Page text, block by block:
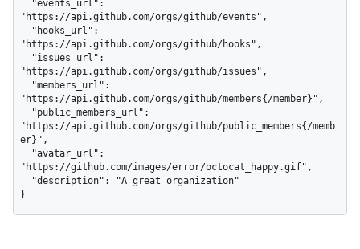
"https://api.github.com/orgs/github/events",
"https://api.github.com/orgs/github/hooks",
"https://api.github.com/orgs/github/issues",
"https://api.github.com/orgs/github/members{/member}",
"https://api.github.com/orgs/github/public_members{/memb
er}",
"https://github.com/images/error/octocat_happy.gif",
}